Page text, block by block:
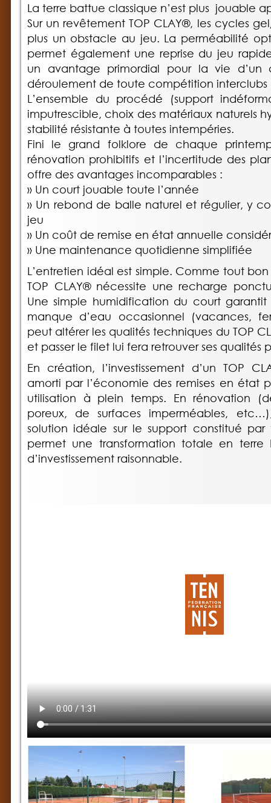
La terre battue classique n’est plus jouable
Sur un revêtement TOP CLAY®, les cycles
plus un obstacle au jeu. La perméabilité
permet également une reprise du jeu
un avantage primordial pour la vie
déroulement de toute compétition
L’ensemble du procédé (support
imputrescible, choix des matériaux naturels
stabilité résistante à toutes intempéries.
Fini le grand folklore de chaque
rénovation prohibitifs et l’incertitude des
offre des avantages incomparables :
» Un court jouable toute l’année
» Un rebond de balle naturel et régulier, y
jeu
» Un coût de remise en état annuelle
» Une maintenance quotidienne simplifiée
L’entretien idéal est simple. Comme tout
TOP CLAY® nécessite une recharge
Une simple humidification du court
manque d’eau occasionnel (vacances,
peut altérer les qualités techniques du TOP
et passer le filet lui fera retrouver ses qualités
En création, l’investissement d’un TOP
amorti par l’économie des remises en état
utilisation à plein temps. En rénovation
poreux, de surfaces imperméables,
solution idéale sur le support constitué par
permet une transformation totale en
d’investissement raisonnable.